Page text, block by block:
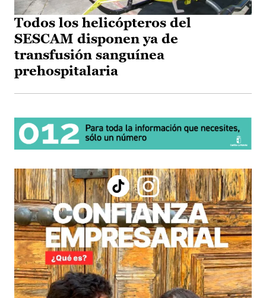
Todos los helicópteros del
SESCAM disponen ya de
transfusión sanguínea
prehospitalaria